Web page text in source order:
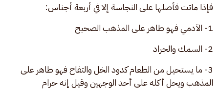
فإذا ماتت فأصلها على النجاسة إلا في أربعة أجناس:
1- الآدمي فهو طاهر على المذهب الصحيح
2- السمك والجراد
3- ما يستحيل من الطعام كدود الخل والتفاح فهو طاهر على
المذهب ويحل أكله على أحد الوجهين وقيل إنه حرام